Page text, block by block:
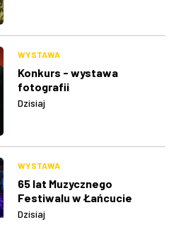
WYSTAWA
Konkurs - wystawa
fotografii
Dzisiaj
WYSTAWA
65 lat Muzycznego
Festiwalu w Łańcucie
Dzisiaj